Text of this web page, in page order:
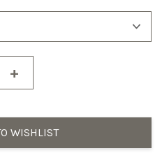
+
WISHLIST